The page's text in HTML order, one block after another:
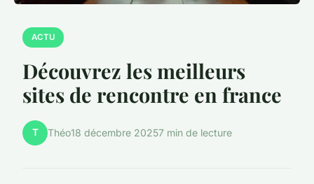
ACTU
Découvrez les meilleurs
sites de rencontre en france
T Théo18 décembre 20257 min de lecture